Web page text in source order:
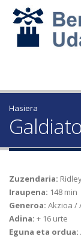
Hasiera
Zuzendaria:
Iraupena: 148 min
Generoa: Akzioa /
Adina: + 16 urte
Eguna eta ordua: